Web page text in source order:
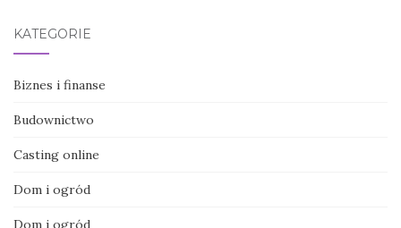
KATEGORIE
Biznes i finanse
Budownictwo
Casting online
Dom i ogród
Dom i ogród